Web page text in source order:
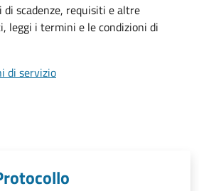
di scadenze, requisiti e altre
leggi i termini e le condizioni di
di servizio